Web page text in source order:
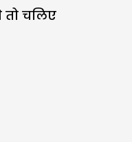
चलिए